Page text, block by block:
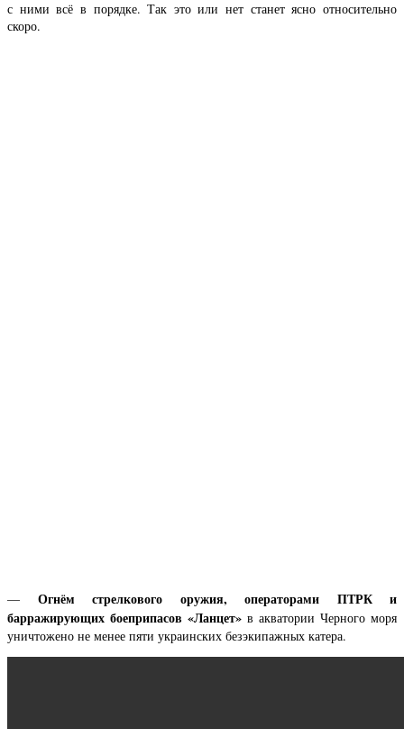
с ними всё в порядке. Так это или нет станет ясно относительно
скоро.
— Огнём стрелкового оружия, операторами ПТРК и
барражирующих боеприпасов «Ланцет» в акватории Черного моря
уничтожено не менее пяти украинских безэкипажных катера.